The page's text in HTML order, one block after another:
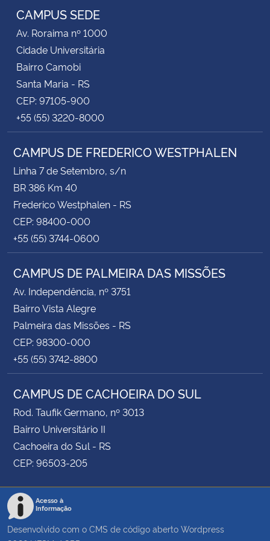
CAMPUS SEDE
Av. Roraima nº 1000
Cidade Universitária
Bairro Camobi
Santa Maria - RS
CEP: 97105-900
+55 (55) 3220-8000
CAMPUS DE FREDERICO WESTPHALEN
Linha 7 de Setembro, s/n
BR 386 Km 40
Frederico Westphalen - RS
CEP: 98400-000
+55 (55) 3744-0600
CAMPUS DE PALMEIRA DAS MISSÕES
Av. Independência, nº 3751
Bairro Vista Alegre
Palmeira das Missões - RS
CEP: 98300-000
+55 (55) 3742-8800
CAMPUS DE CACHOEIRA DO SUL
Rod. Taufik Germano, nº 3013
Bairro Universitário II
Cachoeira do Sul - RS
CEP: 96503-205
Acesso à
Informação
Desenvolvido com o CMS de código aberto Wordpress